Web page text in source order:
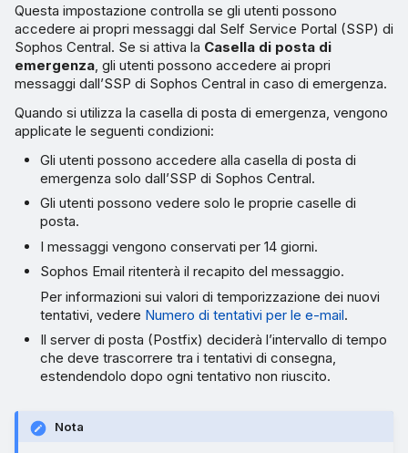
Questa impostazione controlla se gli utenti possono
accedere ai propri messaggi dal Self Service Portal (SSP) di
Sophos Central. Se si attiva la Casella di posta di
emergenza , gli utenti possono accedere ai propri
messaggi dall’SSP di Sophos Central in caso di emergenza.
Quando si utilizza la casella di posta di emergenza, vengono
applicate le seguenti condizioni:
Gli utenti possono accedere alla casella di posta di
emergenza solo dall’SSP di Sophos Central.
Gli utenti possono vedere solo le proprie caselle di
posta.
I messaggi vengono conservati per 14 giorni.
Sophos Email ritenterà il recapito del messaggio.
Per informazioni sui valori di temporizzazione dei nuovi
tentativi, vedere Numero di tentativi per le e-mail.
Il server di posta (Postfix) deciderà l’intervallo di tempo
che deve trascorrere tra i tentativi di consegna,
estendendolo dopo ogni tentativo non riuscito.
Nota